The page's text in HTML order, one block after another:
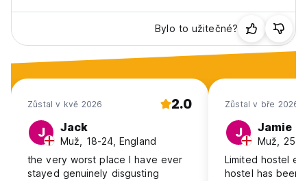
Bylo to užitečné?
Zůstal v kvě 2026 2.0
J Jack
Muž, 18-24, England
the very worst place I have ever
stayed genuinely disgusting
Zůstal v bře 2026
J Jamie
Muž, 25-
Limited hostel
hostel has been